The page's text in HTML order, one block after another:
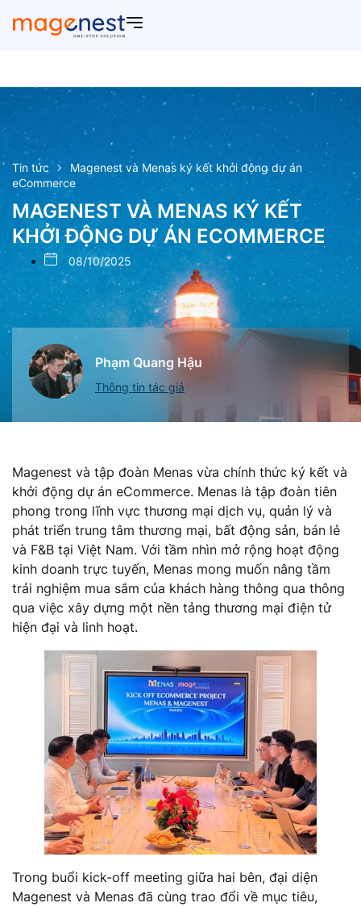
Tin tức
Magenest và Menas ký kết khởi động dự án
eCommerce
MAGENEST VÀ MENAS KÝ KẾT
KHỞI ĐỘNG DỰ ÁN ECOMMERCE
08/10/2025
Phạm Quang Hậu
Thông tin tác giả
Magenest và tập đoàn Menas vừa chính thức ký kết và
khởi động dự án eCommerce. Menas là tập đoàn tiên
phong trong lĩnh vực thương mại dịch vụ, quản lý và
phát triển trung tâm thương mại, bất động sản, bán lẻ
và F&B tại Việt Nam. Với tầm nhìn mở rộng hoạt động
kinh doanh trực tuyến, Menas mong muốn nâng tầm
trải nghiệm mua sắm của khách hàng thông qua thông
qua việc xây dựng một nền tảng thương mại điện tử
hiện đại và linh hoạt.
Trong buổi kick-off meeting giữa hai bên, đại diện
Magenest và Menas đã cùng trao đổi về mục tiêu,